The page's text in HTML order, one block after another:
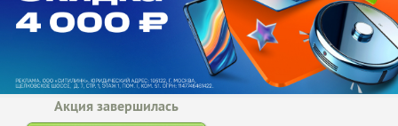
Акция завершилась